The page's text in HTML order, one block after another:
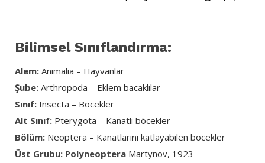
Bilimsel Sınıflandırma:
Alem: Animalia – Hayvanlar
Şube: Arthropoda – Eklem bacaklılar
Sınıf: Insecta – Böcekler
Alt Sınıf: Pterygota – Kanatlı böcekler
Bölüm: Neoptera – Kanatlarını katlayabilen böcekler
Üst Grubu: Polyneoptera Martynov, 1923